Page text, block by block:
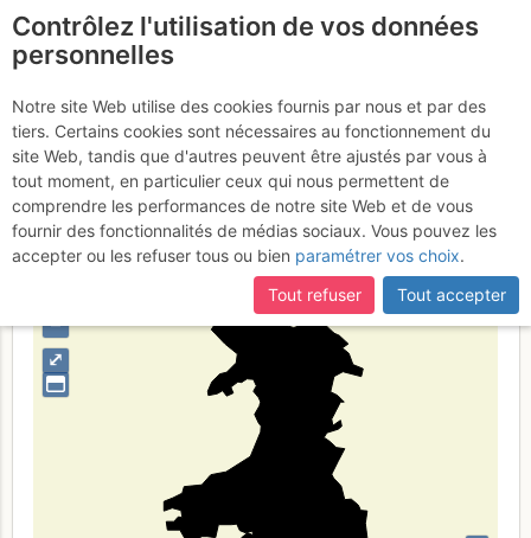
certaines pages ne sont plus accessibles, manquantes ou
incomplètes, déconnectez-vous puis reconnectez-vous à votre
compte sur le site.
Gal·les
Type de région limite administrative
⤢
–
Contrôlez l'utilisation de vos données
personnelles
Notre site Web utilise des cookies fournis par nous et par des
tiers. Certains cookies sont nécessaires au fonctionnement du
site Web, tandis que d'autres peuvent être ajustés par vous à
tout moment, en particulier ceux qui nous permettent de
comprendre les performances de notre site Web et de vous
fournir des fonctionnalités de médias sociaux. Vous pouvez les
accepter ou les refuser tous ou bien paramétrer vos choix.
Tout refuser
Tout accepter